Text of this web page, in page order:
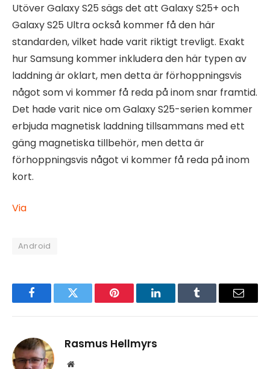
Utöver Galaxy S25 sägs det att Galaxy S25+ och
Galaxy S25 Ultra också kommer få den här
standarden, vilket hade varit riktigt trevligt. Exakt
hur Samsung kommer inkludera den här typen av
laddning är oklart, men detta är förhoppningsvis
något som vi kommer få reda på inom snar framtid.
Det hade varit nice om Galaxy S25-serien kommer
erbjuda magnetisk laddning tillsammans med ett
gäng magnetiska tillbehör, men detta är
förhoppningsvis något vi kommer få reda på inom
kort.
Via
Android
FacebookTwitter Pinterest LinkedInTumblr Email
Rasmus Hellmyrs
Website